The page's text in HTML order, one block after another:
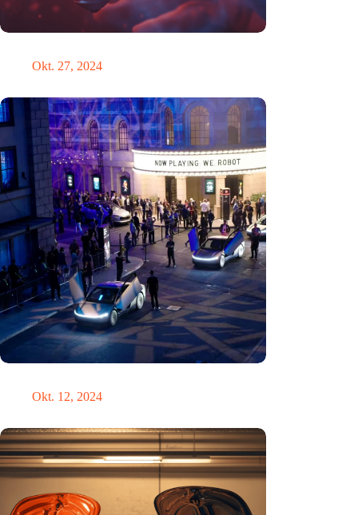
Okt. 27, 2024
Okt. 12, 2024